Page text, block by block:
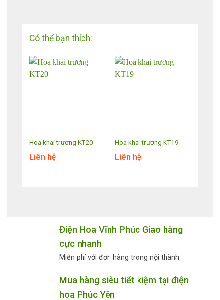
Có thể bạn thích:
Hoa khai trương KT20
Liên hệ
Hoa khai trương KT19
Liên hệ
Điện Hoa Vĩnh PhúcGiao hàng
cực nhanh
Miễn phí với đơn hàng trong nội thành
Mua hàng siêu tiết kiệm tại điện
hoa Phúc Yên